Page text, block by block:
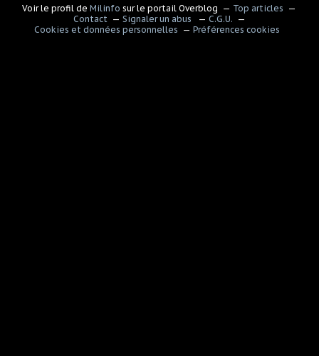
Voir le profil deMilinfo sur le portail Overblog
Top articles
Contact
Signaler un abus
C.G.U.
Cookies et données personnelles
Préférences cookies